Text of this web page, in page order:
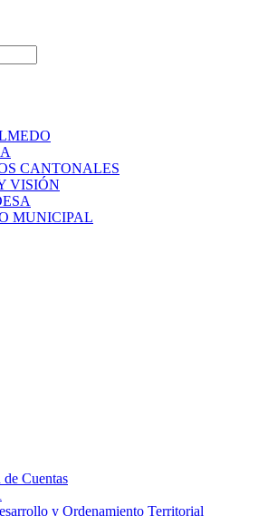
CANTONALES
VISIÓN
MUNICIPAL
Cuentas
y Ordenamiento Territorial